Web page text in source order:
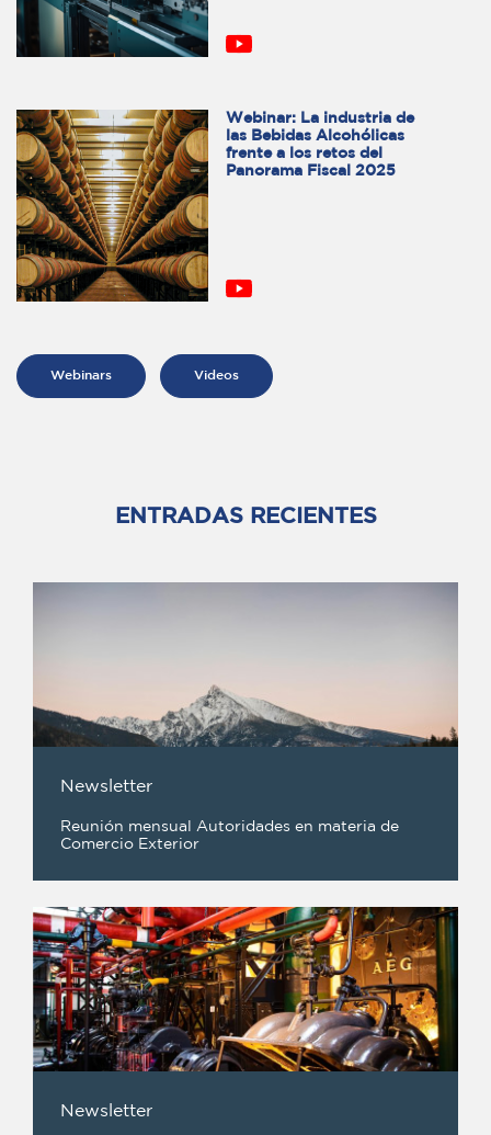
Webinar: La industria de
las Bebidas Alcohólicas
frente a los retos del
Panorama Fiscal 2025
Webinars Videos
ENTRADAS RECIENTES
Newsletter
Reunión mensual Autoridades en materia de
Comercio Exterior
Newsletter